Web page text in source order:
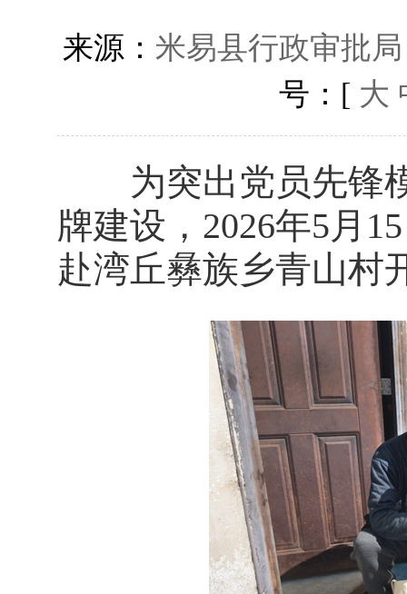
来源： 米易县行政审批局
号：[ 大
为突出党员先锋模
牌建设，2026年5月
赴湾丘彝族乡青山村